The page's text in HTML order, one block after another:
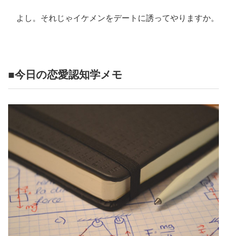
よし。それじゃイケメンをデートに誘ってやりますか。
■今日の恋愛認知学メモ